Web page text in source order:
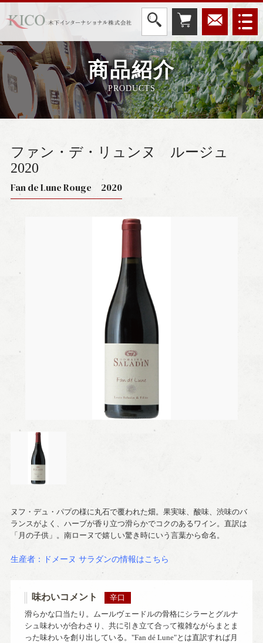
商品紹介
PRODUCTS
ファン・デ・リュンヌ ルージュ
2020
Fan de Lune Rouge 2020
ヌフ・デュ・パプの様に丸石で覆われた畑。果実味、酸味、渋味のバ
ランスがよく、ハーブが香り立つ滑らかでコクのあるワイン。直訳は
「月の子供」。南ローヌで嬉しい驚き時にいう言葉から命名。
生産者：ドメーヌ サラダンの情報はこちら
味わいコメント
辛口
滑らかな口当たり。ムールヴェードルの骨格にシラーとグルナ
シュ味わいが合わさり、共に引き立て合って複雑ながらまとま
った味わいを創り出している。"Fan dé Lune"とは直訳すれば月